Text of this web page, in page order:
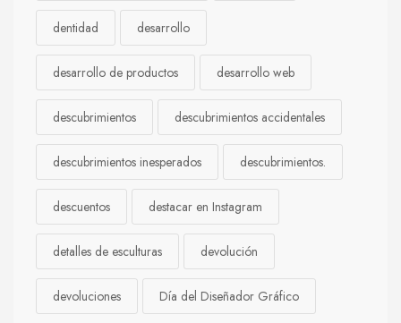
dentidad desarrollo
desarrollo de productos desarrollo web
descubrimientos descubrimientos accidentales
descubrimientos inesperados descubrimientos.
descuentos destacar en Instagram
detalles de esculturas devolución
devoluciones Día del Diseñador Gráfico